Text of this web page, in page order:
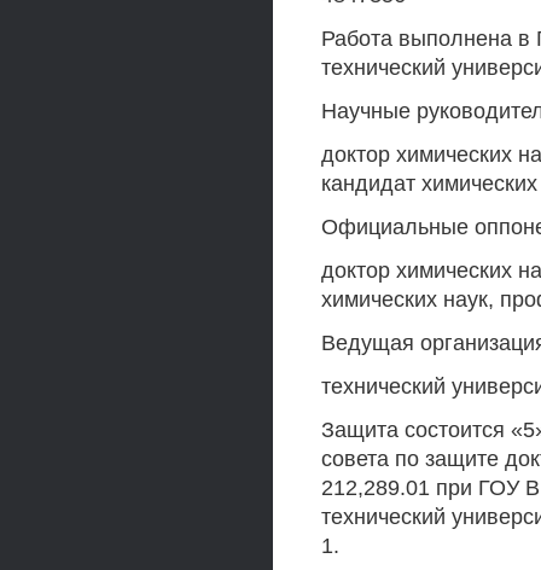
Работа выполнена
технический
Научные
доктор химических
кандидат
Официальные
доктор химических
химических наук,
Ведущая
технический
Защита состоится
совета по защите
212,289.01 при ГОУ
технический
1.